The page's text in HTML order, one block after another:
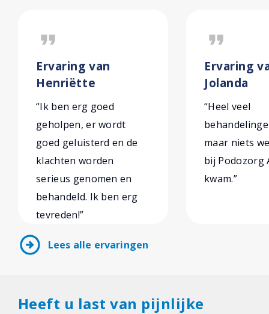
format_quote
Ervaring van
Henriëtte
“Ik ben erg goed
geholpen, er wordt
goed geluisterd en de
klachten worden
serieus genomen en
behandeld. Ik ben erg
tevreden!”
format_quote
Ervaring
Jolanda
“Heel veel
maar niets
bij Podozorg
kwam.”
arrow_circle_right Lees alle ervaringen
Heeft u last van pijnlijke